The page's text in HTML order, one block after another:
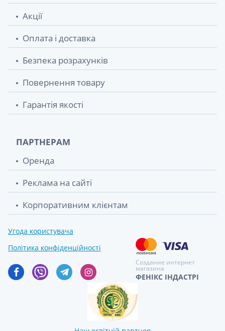
Акції
Оплата і доставка
Безпека розрахунків
Повернення товару
Гарантія якості
ПАРТНЕРАМ
Оренда
Реклама на сайті
Корпоративним клієнтам
Угода користувача
Політика конфіденційності
Создание интернет
магазина
ФЕНІКС ІНДАСТРІ